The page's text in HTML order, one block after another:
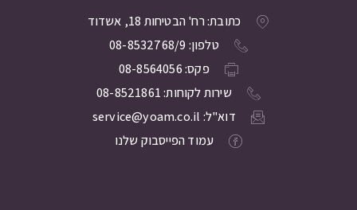
כתובת: רח' הבטיחות 18, אשדוד
טלפון: 08-8532768/9
פקס: 08-8564056
שירות לקוחות: 08-8521861
דוא"ל: service@yoam.co.il
עמוד הפייסבוק שלנו